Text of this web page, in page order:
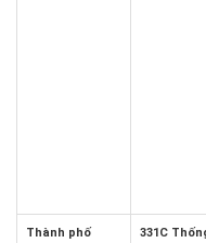
Thành phố
331C